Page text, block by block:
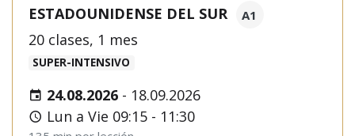
ESTADOUNIDENSE DEL SUR
A1
20 clases, 1 mes
SUPER-INTENSIVO
24.08.2026 - 18.09.2026
Lun a Vie 09:15 - 11:30